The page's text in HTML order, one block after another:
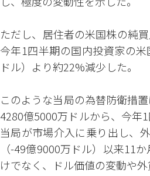
ただし、居住者の米国株の純
今年1四半期の国内投資家の
ドル）より約22%減少した。
このような当局の為替防衛措
4280億5000万ドルから、今年
当局が市場介入に乗り出し、
（-49億9000万ドル）以来11
けでなく、ドル価値の変動や